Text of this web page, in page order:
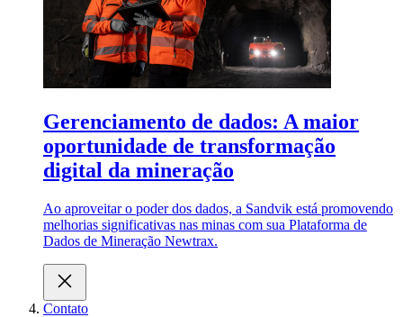
Gerenciamento de dados: A maior
oportunidade de transformação
digital da mineração
Ao aproveitar o poder dos dados, a Sandvik está promovendo
melhorias significativas nas minas com sua Plataforma de
Dados de Mineração Newtrax.
Contato